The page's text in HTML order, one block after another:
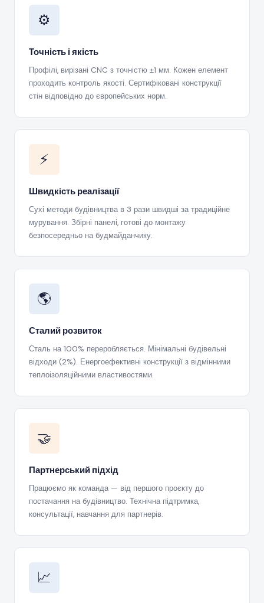
⚙️
Точність і якість
Профілі, вирізані CNC з точністю ±1 мм. Кожен елемент
проходить контроль якості. Сертифіковані конструкції
стін відповідно до європейських норм.
⚡
Швидкість реалізації
Сухі методи будівництва в 3 рази швидші за традиційне
мурування. Збірні панелі, готові до монтажу
безпосередньо на будмайданчику.
🌎
Сталий розвиток
Сталь на 100% переробляється. Мінімальні будівельні
відходи (2%). Енергоефективні конструкції з відмінними
теплоізоляційними властивостями.
🤝
Партнерський підхід
Працюємо як команда — від першого проєкту до
постачання на будівництво. Технічна підтримка,
консультації, навчання для партнерів.
📈